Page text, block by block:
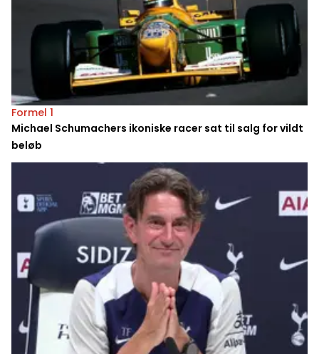
Formel 1
Michael Schumachers ikoniske racer sat til salg for vildt
beløb